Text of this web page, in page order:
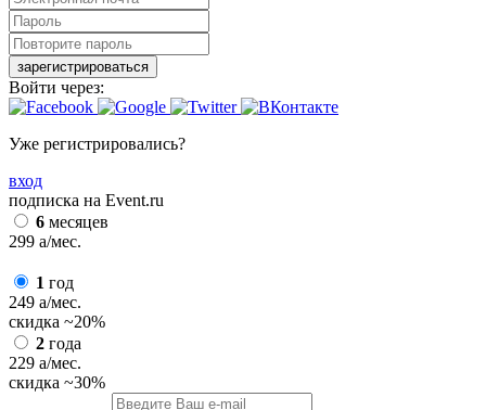
зарегистрироваться
Войти через:
Уже регистрировались?
вход
подписка на Event.ru
6 месяцев
299 a/мес.
1 год
249 a/мес.
скидка ~20%
2 года
229 a/мес.
скидка ~30%